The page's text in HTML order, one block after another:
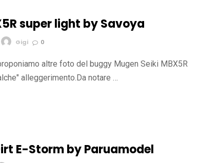
super light by Savoya
Gigi 0
altre foto del buggy Mugen Seiki MBX5R
alleggerimento.Da notare …
E-Storm by Paruamodel